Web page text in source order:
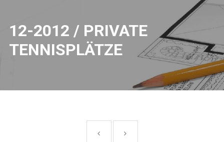
12-2012 / PRIVATE
TENNISPLÄTZE